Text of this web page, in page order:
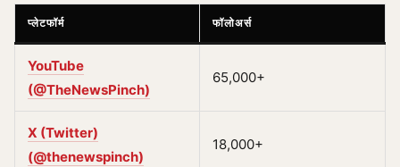
प्लेटफॉर्म फॉलोअर्स
YouTube
(@TheNewsPinch)
65,000+
X (Twitter)
(@thenewspinch)
18,000+